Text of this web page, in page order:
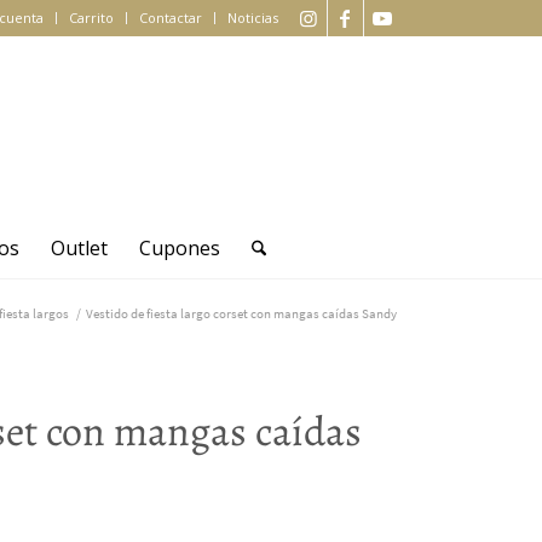
Carrito Contactar Noticias
Outlet Cupones
largos / Vestido de fiesta largo corset con mangas caídas Sandy
con mangas caídas